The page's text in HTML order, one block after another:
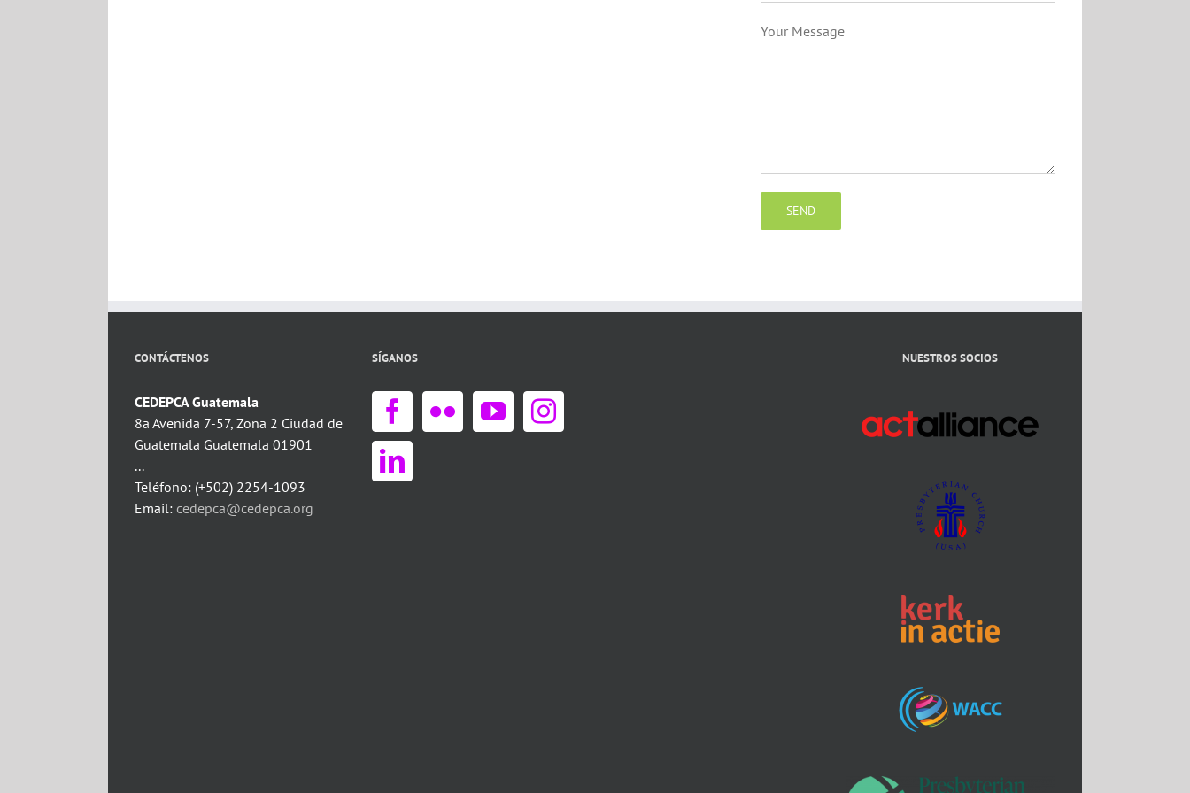
Your Message
CONTÁCTENOS
CEDEPCA Guatemala
8a Avenida 7-57, Zona 2 Ciudad de
Guatemala Guatemala 01901
...
Teléfono: (+502) 2254-1093
Email: cedepca@cedepca.org
SÍGANOS NUESTROS SOCIOS